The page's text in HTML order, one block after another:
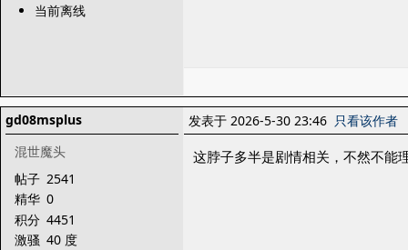
当前离线
gd08msplus
混世魔头
帖子 2541
精华 0
积分 4451
激骚 40 度
发表于 2026-5-30 23:46 只看该作者
这脖子多半是剧情相关，不然不能